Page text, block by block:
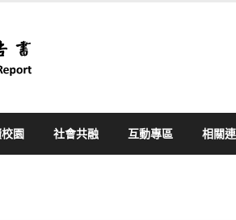
園 社會共融 互動專區 相關